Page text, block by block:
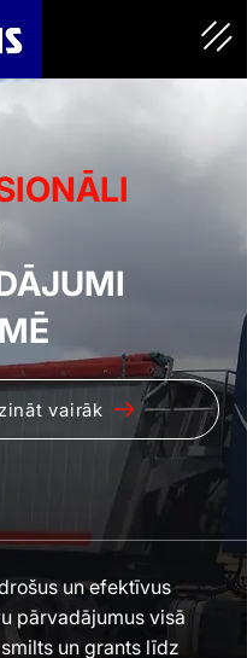
vairāk
un efektīvus
pārvadājumus visā
un grants līdz